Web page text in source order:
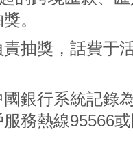
。
抽獎，話費于
銀行系統記錄
務熱線95566